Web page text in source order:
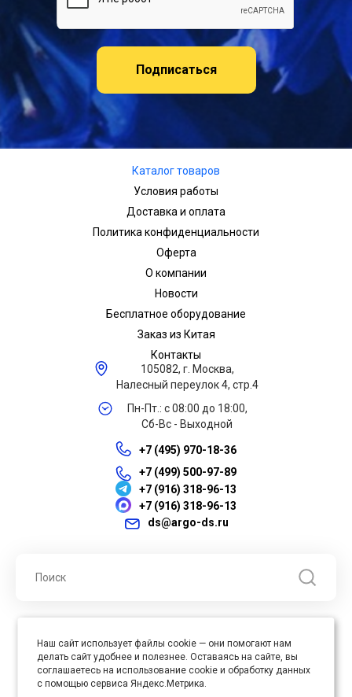
Подписаться
Каталог товаров
Условия работы
Доставка и оплата
Политика конфиденциальности
Оферта
О компании
Новости
Бесплатное оборудование
Заказ из Китая
Контакты
105082, г. Москва,
Налесный переулок 4, стр.4
Пн-Пт.: с 08:00 до 18:00,
Сб-Вс - Выходной
+7 (495) 970-18-36
+7 (499) 500-97-89
+7 (916) 318-96-13
+7 (916) 318-96-13
ds@argo-ds.ru
права защищены
Юр. адрес : 105005, г. Москва, ул. Бауманская, д.20, стр. 3
Наш сайт использует файлы cookie — они помогают нам
делать сайт удобнее и полезнее. Оставаясь на сайте, вы
соглашаетесь на использование cookie и обработку данных
с помощью сервиса Яндекс.Метрика.